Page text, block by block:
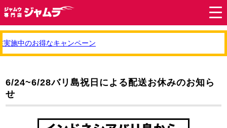
施中のお得なキャンペーン
6/24~6/28バリ島祝日による配送お休みのお知ら
せ